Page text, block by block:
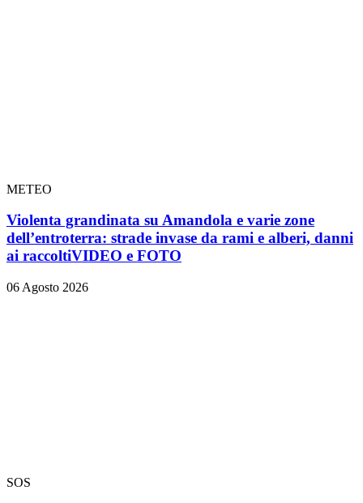
METEO
Violenta grandinata su Amandola e varie zone
dell’entroterra: strade invase da rami e alberi, danni
ai raccoltiVIDEO e FOTO
06 Agosto 2026
SOS